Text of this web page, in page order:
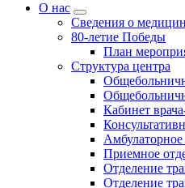
О нас
Сведения о
80-летие Победы
План
Структура центра
Кабинет
Приемное
Отделение
Отделение